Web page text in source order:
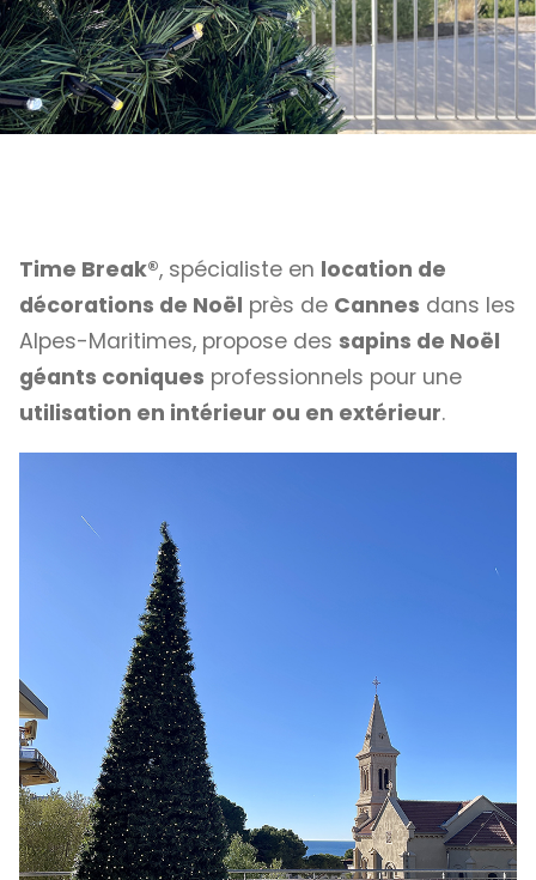
Time Break®, spécialiste en location de
décorations de Noël près de Cannes dans les
Alpes-Maritimes, propose des sapins de Noël
géants coniques professionnels pour une
utilisation en intérieur ou en extérieur.